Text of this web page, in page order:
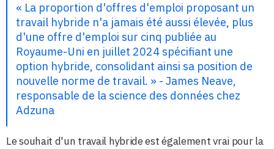
« La proportion d'offres d'emploi proposant un
travail hybride n'a jamais été aussi élevée, plus
d'une offre d'emploi sur cinq publiée au
Royaume-Uni en juillet 2024 spécifiant une
option hybride, consolidant ainsi sa position de
nouvelle norme de travail. » - James Neave,
responsable de la science des données chez
Adzuna
Le souhait d'un travail hybride est également vrai pour la